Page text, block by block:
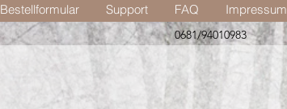
Bestellformular Support FAQ Impressum
0681/94010983